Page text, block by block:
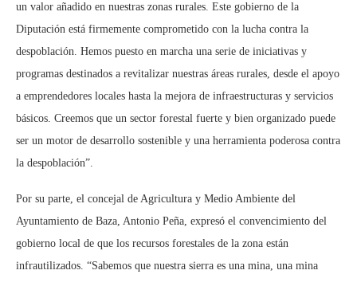
un valor añadido en nuestras zonas rurales. Este gobierno de la
Diputación está firmemente comprometido con la lucha contra la
despoblación. Hemos puesto en marcha una serie de iniciativas y
programas destinados a revitalizar nuestras áreas rurales, desde el apoyo
a emprendedores locales hasta la mejora de infraestructuras y servicios
básicos. Creemos que un sector forestal fuerte y bien organizado puede
ser un motor de desarrollo sostenible y una herramienta poderosa contra
la despoblación”.
Por su parte, el concejal de Agricultura y Medio Ambiente del
Ayuntamiento de Baza, Antonio Peña, expresó el convencimiento del
gobierno local de que los recursos forestales de la zona están
infrautilizados. “Sabemos que nuestra sierra es una mina, una mina